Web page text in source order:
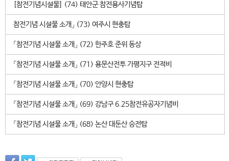
[참전기념시설물] (74) 태안군 참전용사기념탑
참전기념 시설물 소개」 (73) 여주시 현충탑
「참전기념 시설물 소개」 (72) 한주호 준위 동상
「참전기념 시설물 소개」 (71) 용문산전투 가평지구 전적비
「참전기념 시설물 소개」 (70) 안양시 현충탑
「참전기념 시설물 소개」 (69) 강남구 6.25참전유공자기념비
「참전기념 시설물 소개」 (68) 논산 대둔산 승전탑